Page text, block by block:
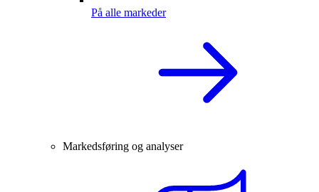
På alle markeder
Markedsføring og analyser